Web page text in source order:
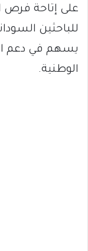
على إتاحة فرص
للباحثين
يسهم في دعم
الوطنية.